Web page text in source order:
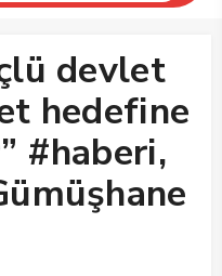
devlet
hedefine
#haberi,